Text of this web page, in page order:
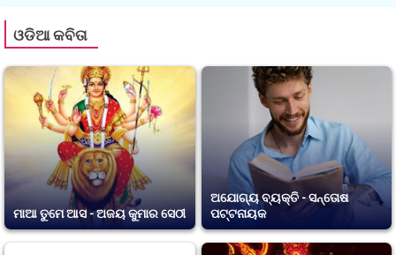
ଓଡିଆ କବିତା
ମାଆ ତୁମେ ଆସ - ଅଜୟ କୁମାର ସେଠୀ
ଅଯୋଗ୍ୟ ବ୍ୟକ୍ତି - ସନ୍ତୋଷ
ପଟ୍ଟନାୟକ